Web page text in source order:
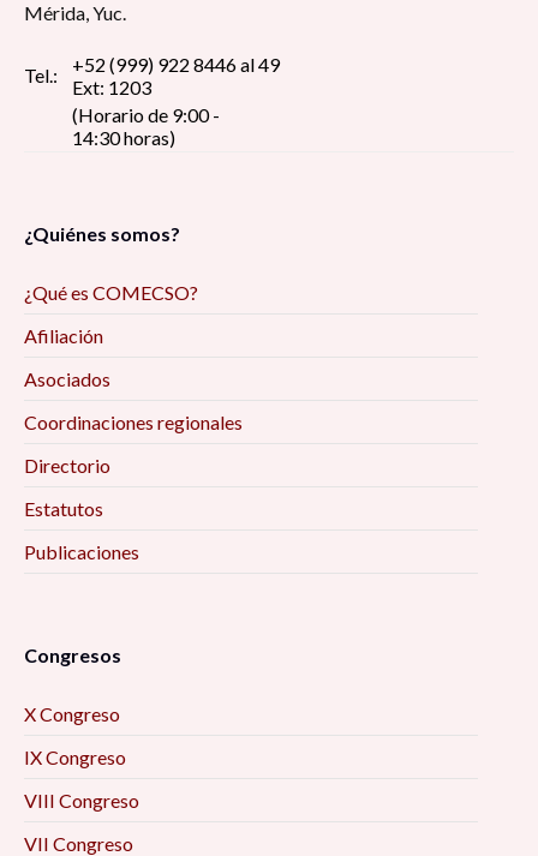
Mérida, Yuc.
Tel.:
+52 (999) 922 8446 al 49
Ext: 1203
(Horario de 9:00 -
14:30 horas)
¿Quiénes somos?
¿Qué es COMECSO?
Afiliación
Asociados
Coordinaciones regionales
Directorio
Estatutos
Publicaciones
Congresos
X Congreso
IX Congreso
VIII Congreso
VII Congreso